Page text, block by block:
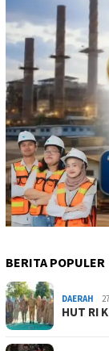
BERITA POPULER
DAERAH
HUT RI